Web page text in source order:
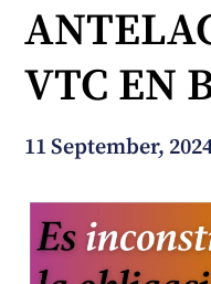
Services
Blog and news
VTC EN
11 September,